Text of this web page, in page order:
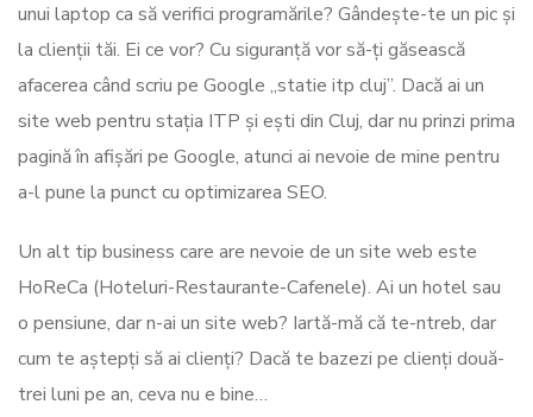
unui laptop ca să verifici programările? Gândește-te un pic și
la clienții tăi. Ei ce vor? Cu siguranță vor să-ți găsească
afacerea când scriu pe Google „statie itp cluj”. Dacă ai un
site web pentru stația ITP și ești din Cluj, dar nu prinzi prima
pagină în afișări pe Google, atunci ai nevoie de mine pentru
a-l pune la punct cu optimizarea SEO.
Un alt tip business care are nevoie de un site web este
HoReCa (Hoteluri-Restaurante-Cafenele). Ai un hotel sau
o pensiune, dar n-ai un site web? Iartă-mă că te-ntreb, dar
cum te aștepți să ai clienți? Dacă te bazezi pe clienți două-
trei luni pe an, ceva nu e bine…